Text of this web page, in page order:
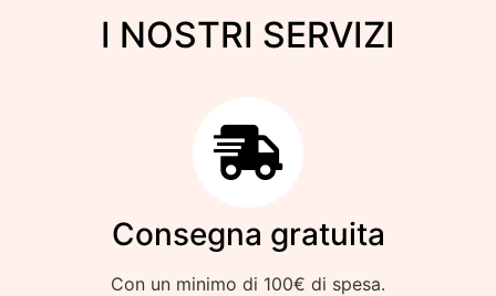
I NOSTRI SERVIZI
Consegna gratuita
Con un minimo di 100€ di spesa.